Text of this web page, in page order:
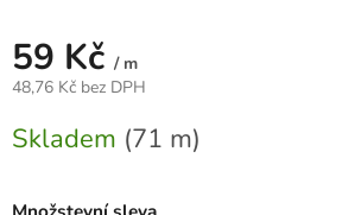
59 Kč / m
48,76 Kč bez DPH
cena:
Skladem (71 m)